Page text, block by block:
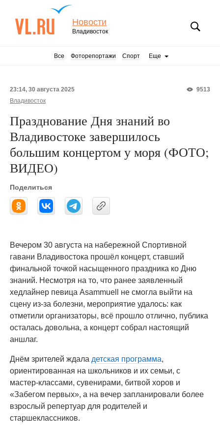
Новости
Владивосток
Все Фоторепортажи Спорт Еще
9513
23:14, 30 августа 2025
Владивосток
Празднование Дня знаний во
Владивостоке завершилось
большим концертом у моря (ФОТО;
ВИДЕО)
Поделиться
Вечером 30 августа на набережной Спортивной
гавани Владивостока прошёл концерт, ставший
финальной точкой насыщенного праздника ко Дню
знаний. Несмотря на то, что ранее заявленный
хедлайнер певица Asammuell не смогла выйти на
сцену из-за болезни, мероприятие удалось: как
отметили организаторы, всё прошло отлично, публика
осталась довольна, а концерт собрал настоящий
аншлаг.
Днём зрителей ждала детская программа,
ориентированная на школьников и их семьи, с
мастер-классами, сувенирами, битвой хоров и
«Забегом первых», а на вечер запланировали более
взрослый репертуар для родителей и
старшеклассников.